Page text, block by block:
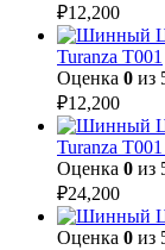
₽12,200
Turanza T001
Оценка 0 из
₽12,200
Turanza
Оценка 0 из
₽24,200
Оценка 0 из